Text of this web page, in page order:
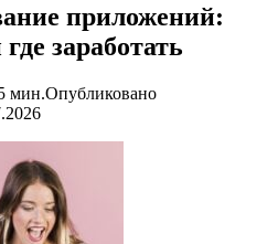
приложений:
заработать
мин.Опубликовано